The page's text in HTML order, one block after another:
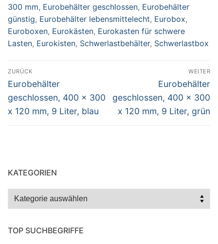
300 mm, Eurobehälter geschlossen, Eurobehälter
günstig, Eurobehälter lebensmittelecht, Eurobox,
Euroboxen, Eurokästen, Eurokasten für schwere
Lasten, Eurokisten, Schwerlastbehälter, Schwerlastbox
Beitragsnavigation
ZURÜCK
Vorheriger
Beitrag:
Eurobehälter
geschlossen, 400 x 300
x 120 mm, 9 Liter, blau
WEITER
Nächster
Beitrag:
Eurobehälter
geschlossen, 400 x 300
x 120 mm, 9 Liter, grün
KATEGORIEN
Kategorien
TOP SUCHBEGRIFFE